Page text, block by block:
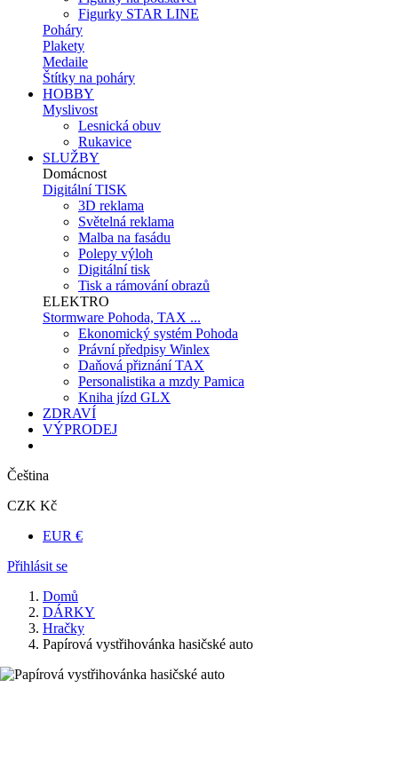
Figurky STAR LINE
Poháry
Plakety
Medaile
Štítky na poháry
HOBBY
Myslivost
Lesnická obuv
Rukavice
SLUŽBY
Domácnost
Digitální TISK
3D reklama
Světelná reklama
Malba na fasádu
Polepy výloh
Digitální tisk
Tisk a rámování obrazů
ELEKTRO
Stormware Pohoda, TAX ...
Ekonomický systém Pohoda
Právní předpisy Winlex
Daňová přiznání TAX
Personalistika a mzdy Pamica
Kniha jízd GLX
ZDRAVÍ
VÝPRODEJ
Čeština
CZK Kč
EUR €
Přihlásit se
Domů
DÁRKY
Hračky
Papírová vystřihovánka hasičské auto